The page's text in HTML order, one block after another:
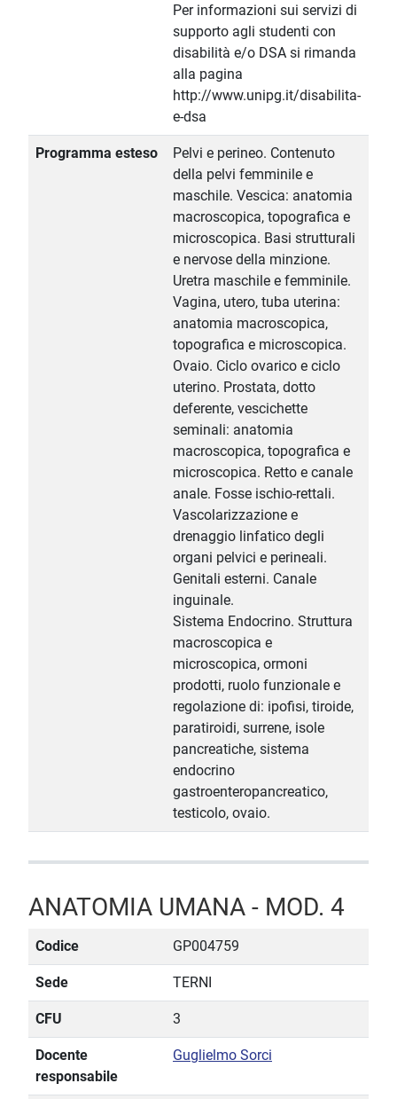
Per informazioni sui servizi di
supporto agli studenti con
disabilità e/o DSA si rimanda
alla pagina
http://www.unipg.it/disabilita-
e-dsa
Programma esteso
Pelvi e perineo. Contenuto
della pelvi femminile e
maschile. Vescica: anatomia
macroscopica, topografica e
microscopica. Basi strutturali
e nervose della minzione.
Uretra maschile e femminile.
Vagina, utero, tuba uterina:
anatomia macroscopica,
topografica e microscopica.
Ovaio. Ciclo ovarico e ciclo
uterino. Prostata, dotto
deferente, vescichette
seminali: anatomia
macroscopica, topografica e
microscopica. Retto e canale
anale. Fosse ischio-rettali.
Vascolarizzazione e
drenaggio linfatico degli
organi pelvici e perineali.
Genitali esterni. Canale
inguinale.
Sistema Endocrino. Struttura
macroscopica e
microscopica, ormoni
prodotti, ruolo funzionale e
regolazione di: ipofisi, tiroide,
paratiroidi, surrene, isole
pancreatiche, sistema
endocrino
gastroenteropancreatico,
testicolo, ovaio.
ANATOMIA UMANA - MOD. 4
Codice GP004759
Sede TERNI
CFU 3
Docente
responsabile
Guglielmo Sorci